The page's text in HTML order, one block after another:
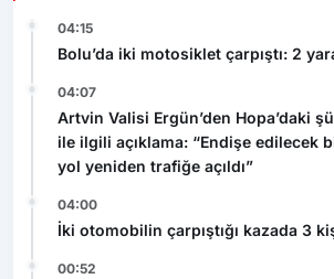
04:15
Bolu’da iki motosiklet çarpıştı: 2
04:07
Artvin Valisi Ergün’den Hopa’daki
ile ilgili açıklama: “Endişe edilecek
yol yeniden trafiğe açıldı”
04:00
İki otomobilin çarpıştığı kazada 3
00:52